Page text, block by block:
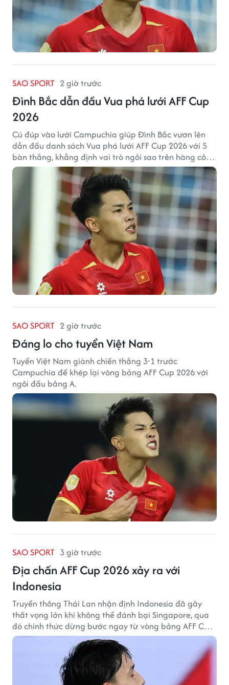
SAO SPORT 2 giờ trước
Đình Bắc dẫn đầu Vua phá lưới AFF Cup
2026
Cú đúp vào lưới Campuchia giúp Đình Bắc vươn lên
dẫn đầu danh sách Vua phá lưới AFF Cup 2026 với 5
bàn thắng, khẳng định vai trò ngôi sao trên hàng công
tuyển Việt Nam.
SAO SPORT 2 giờ trước
Đáng lo cho tuyển Việt Nam
Tuyển Việt Nam giành chiến thắng 3-1 trước
Campuchia để khép lại vòng bảng AFF Cup 2026 với
ngôi đầu bảng A.
SAO SPORT 3 giờ trước
Địa chấn AFF Cup 2026 xảy ra với
Indonesia
Truyền thông Thái Lan nhận định Indonesia đã gây
thất vọng lớn khi không thể đánh bại Singapore, qua
đó chính thức dừng bước ngay từ vòng bảng AFF Cup
2026.